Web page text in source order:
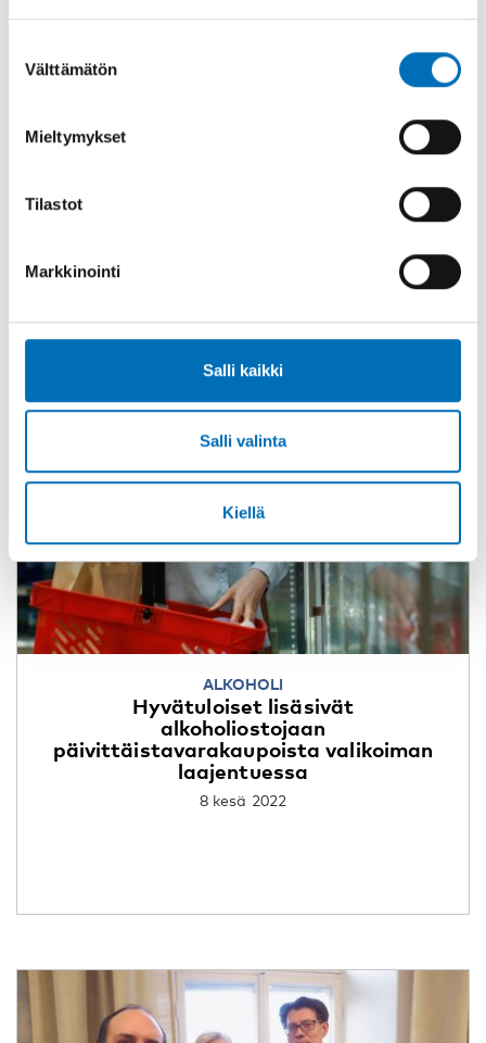
valinta
Välttämätön
Mieltymykset
Tilastot
Markkinointi
Salli kaikki
Salli valinta
Kiellä
ALKOHOLI
Hyvätuloiset lisäsivät
alkoholiostojaan
päivittäistavarakaupoista valikoiman
laajentuessa
8 kesä 2022